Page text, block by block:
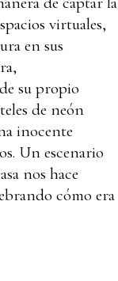
virtuales,
en sus
su propio
de neón
inocente
Un escenario
nos hace
cómo era